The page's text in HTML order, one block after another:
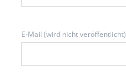
Pflichtfeld
E-Mail (wird nicht veröffentlicht)